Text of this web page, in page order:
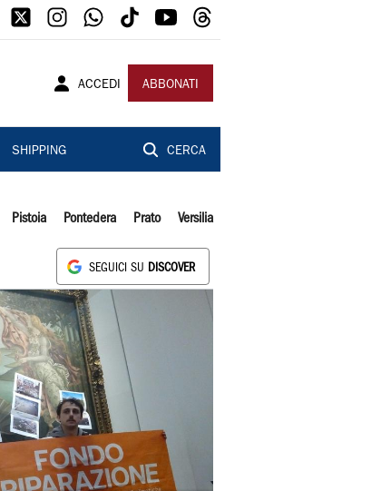
ACCEDI ABBONATI
SHIPPING CERCA
Pistoia Pontedera Prato Versilia
SEGUICI SU DISCOVER